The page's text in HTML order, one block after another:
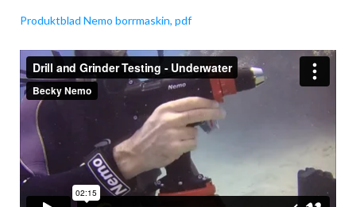
Produktblad Nemo borrmaskin, pdf